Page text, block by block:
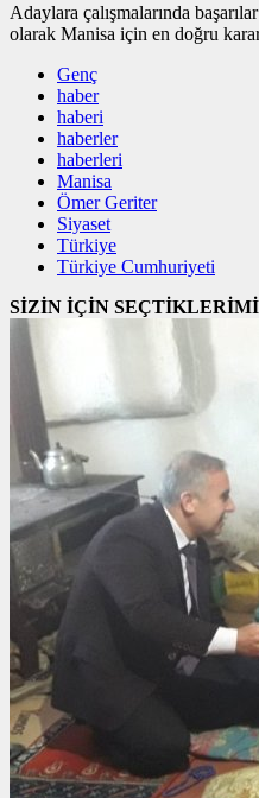
Adaylara çalışmalarında
olarak Manisa için en doğru
Genç
haber
haberi
haberler
haberleri
Manisa
Ömer Geriter
Siyaset
Türkiye
Türkiye Cumhuriyeti
SİZİN İÇİN